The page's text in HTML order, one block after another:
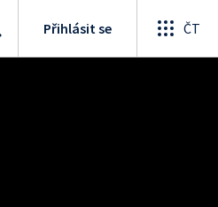
Přihlásit se ČT